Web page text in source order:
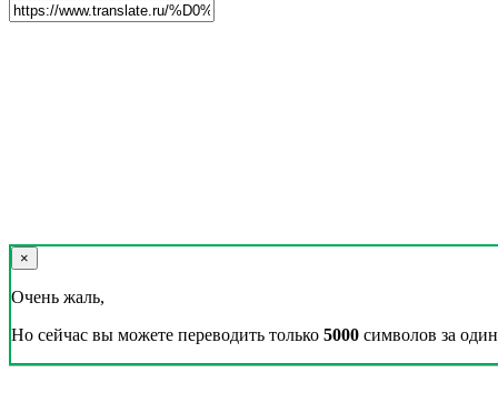
×
Очень жаль,
Но сейчас вы можете переводить только 5000 символов за